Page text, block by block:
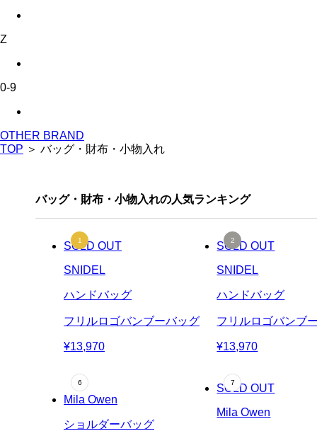
Z
0-9
OTHER BRAND
TOP ＞ バッグ・財布・小物入れ
バッグ・財布・小物入れの人気ランキング
SOLD OUT
SNIDEL
ハンドバッグ
フリルロゴバンブーバッグ
¥13,970
SOLD OUT
SNIDEL
ハンドバッグ
フリルロゴバンブ
¥13,970
Mila Owen
ショルダーバッグ
SOLD OUT
Mila Owen